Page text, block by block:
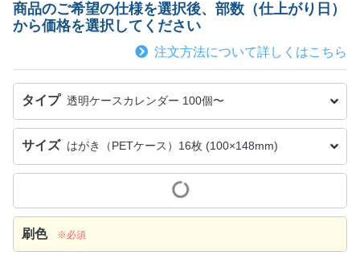
商品のご希望の仕様を選択後、部数（仕上がり日）
から価格を選択してください
注文方法について詳しくはこちら
タイプ 透明ケースカレンダー 100個〜
サイズ はがき（PETケース）16枚 (100×148mm)
刷色 ※必須